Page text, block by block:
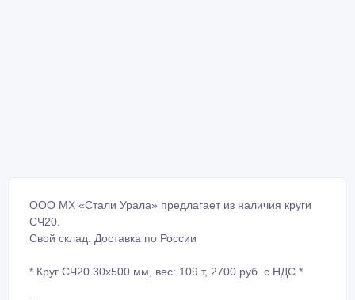
ООО МХ «Стали Урала» предлагает из наличия круги
СЧ20.
Свой склад. Доставка по России
* Круг СЧ20 30х500 мм, вес: 109 т, 2700 руб. с НДС *